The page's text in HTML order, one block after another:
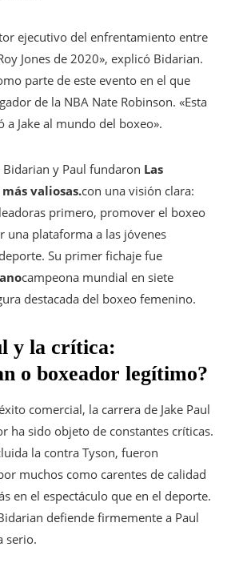
ejecutivo del enfrentamiento entre
Jones de 2020», explicó Bidarian.
parte de este evento en el que
de la NBA Nate Robinson. «Esta
a Jake al mundo del boxeo».
Bidarian y Paul fundaron Las
valiosas.con una visión clara:
primero, promover el boxeo
una plataforma a las jóvenes
Su primer fichaje fue
campeona mundial en siete
destacada del boxeo femenino.
y la crítica:
o boxeador legítimo?
comercial, la carrera de Jake Paul
ha sido objeto de constantes críticas.
la contra Tyson, fueron
muchos como carentes de calidad
en el espectáculo que en el deporte.
defiende firmemente a Paul
serio.